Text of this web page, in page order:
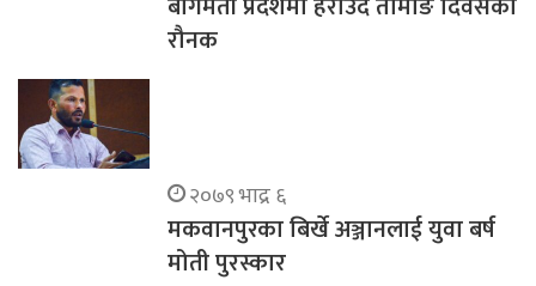
रौनक
२०७९ भाद्र ६
मकवानपुरका बिर्खे अञ्जानलाई युवा बर्ष
मोती पुरस्कार